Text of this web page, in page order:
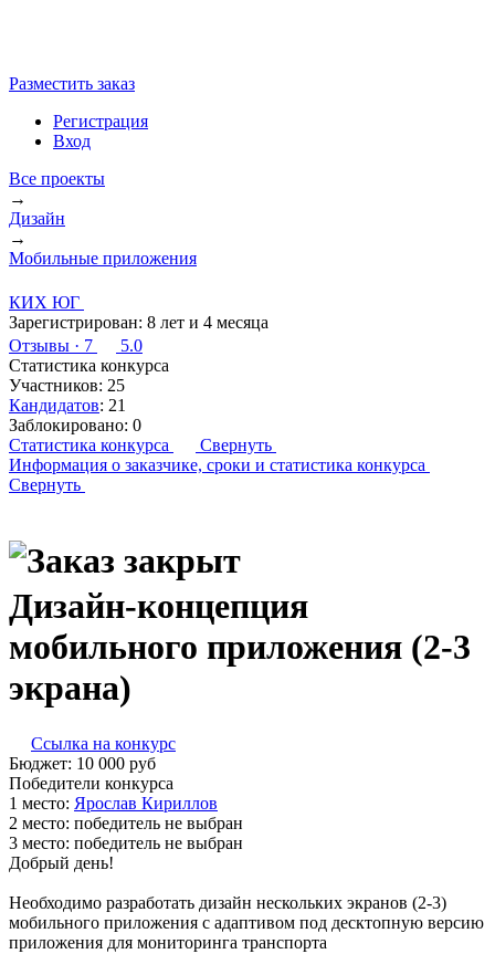
Разместить заказ
Регистрация
Вход
Все проекты
→
Дизайн
→
Мобильные приложения
КИХ ЮГ
Зарегистрирован: 8 лет и 4 месяца
Отзывы · 7
5.0
Статистика конкурса
Участников: 25
Кандидатов: 21
Заблокировано: 0
Статистика конкурса
Свернуть
Информация о заказчике, сроки и статистика конкурса
Свернуть
Дизайн-концепция
мобильного приложения (2-3
экрана)
Ссылка на конкурс
Бюджет: 10 000 руб
Победители конкурса
1 место: Ярос­лав Ки­рил­лов
2 место: победитель не выбран
3 место: победитель не выбран
Добрый день!
Необходимо разработать дизайн нескольких экранов (2-3)
мобильного приложения с адаптивом под десктопную версию
приложения для мониторинга транспорта